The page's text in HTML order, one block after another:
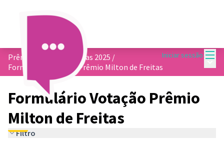
Iniciar sessão
Prêmio Milton de Freitas 2025 /
Formulário Votação Prêmio Milton de Freitas
Formulário Votação Prêmio
Milton de Freitas
Filtro